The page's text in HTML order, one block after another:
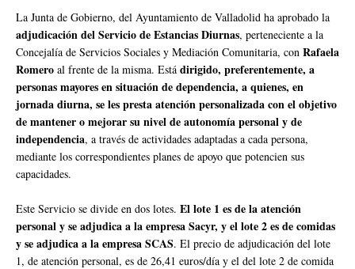
La Junta de Gobierno, del Ayuntamiento de Valladolid ha aprobado la
adjudicación del Servicio de Estancias Diurnas, perteneciente a la
Concejalía de Servicios Sociales y Mediación Comunitaria, con Rafaela
Romero al frente de la misma. Está dirigido, preferentemente, a
personas mayores en situación de dependencia, a quienes, en
jornada diurna, se les presta atención personalizada con el objetivo
de mantener o mejorar su nivel de autonomía personal y de
independencia, a través de actividades adaptadas a cada persona,
mediante los correspondientes planes de apoyo que potencien sus
capacidades.
Este Servicio se divide en dos lotes. El lote 1 es de la atención
personal y se adjudica a la empresa Sacyr, y el lote 2 es de comidas
y se adjudica a la empresa SCAS. El precio de adjudicación del lote
1, de atención personal, es de 26,41 euros/día y el del lote 2 de comida